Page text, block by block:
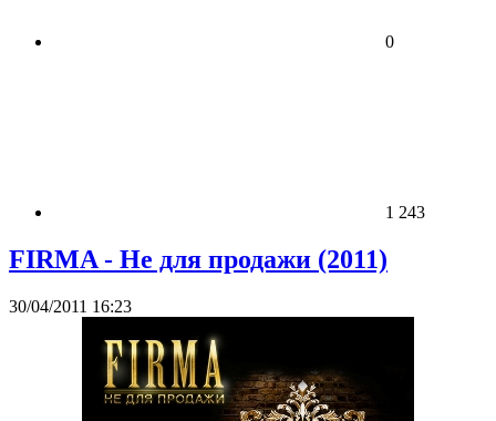
0
1 243
FIRMA - Не для продажи (2011)
30/04/2011 16:23